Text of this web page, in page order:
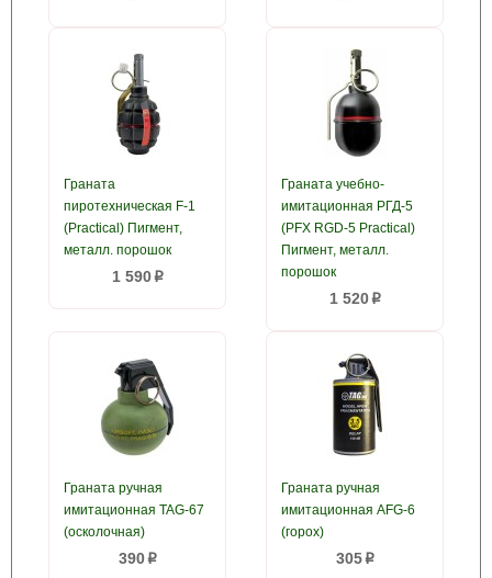
Граната
пиротехническая F-1
(Practical) Пигмент,
металл. порошок
1 590p
Граната учебно-
имитационная РГД-5
(PFX RGD-5 Practical)
Пигмент, металл.
порошок
1 520p
Граната ручная
имитационная TAG-67
(осколочная)
390p
Граната ручная
имитационная AFG-6
(горох)
305p